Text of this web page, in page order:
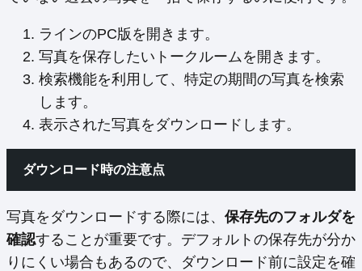
ラインのPC版を開きます。
写真を保存したいトークルームを開きます。
検索機能を利用して、特定の期間の写真を検索
します。
表示された写真をダウンロードします。
ダウンロード時の注意点
写真をダウンロードする際には、 保存先のフォルダを
確認することが重要です。デフォルトの保存先が分か
りにくい場合もあるので、ダウンロード前に設定を確